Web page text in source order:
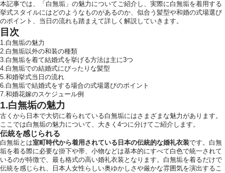
本記事では、「白無垢」の魅力についてご紹介し、実際に白無垢を着用する
挙式スタイルにはどのようなものがあるのか、似合う髪型や和婚の式場選び
のポイント、当日の流れも踏まえて詳しく解説していきます。
目次
1.白無垢の魅力
2.白無垢以外の和装の種類
3.白無垢を着て結婚式を挙げる方法は主に3つ
4.白無垢での結婚式にぴったりな髪型
5.和婚挙式当日の流れ
6.白無垢で結婚式をする場合の式場選びのポイント
7.和婚花嫁のスケジュール例
1.白無垢の魅力
古くから日本で大切に着られている白無垢にはさまざまな魅力があります。
ここでは白無垢の魅力について、大きく4つに分けてご紹介します。
伝統を感じられる
白無垢とは室町時代から着用されている日本の伝統的な婚礼衣装です。白無
垢を着る際に必要な掛下や帯、小物などは基本的にすべて白色で統一されて
いるのが特徴で、最も格式の高い婚礼衣装となります。白無垢を着るだけで
伝統を感じられ、日本人女性らしい奥ゆかしさや厳かな雰囲気を演出するこ